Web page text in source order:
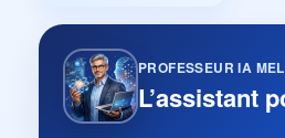
PROFESSEUR IA
L’assistant